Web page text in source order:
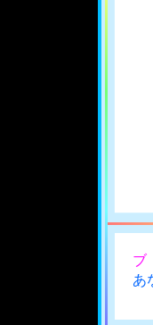
ブ
あ